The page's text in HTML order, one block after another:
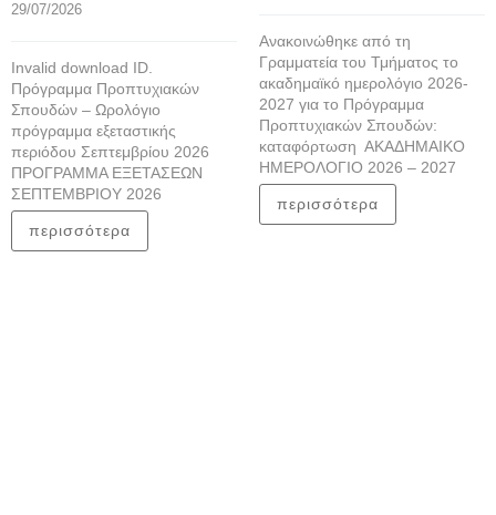
29/07/2026
Invalid download ID.
Πρόγραμμα Προπτυχιακών
Σπουδών – Ωρολόγιο
πρόγραμμα εξεταστικής
περιόδου Σεπτεμβρίου 2026
ΠΡΟΓΡΑΜΜΑ ΕΞΕΤΑΣΕΩΝ
ΣΕΠΤΕΜΒΡΙΟΥ 2026
περισσότερα
Ανακοινώθηκε από τη
Γραμματεία του Τμήματος το
ακαδημαϊκό ημερολόγιο 2026-
2027 για το Πρόγραμμα
Προπτυχιακών Σπουδών:
καταφόρτωση ΑΚΑΔΗΜΑΙΚΟ
ΗΜΕΡΟΛΟΓΙΟ 2026 – 2027
περισσότερα